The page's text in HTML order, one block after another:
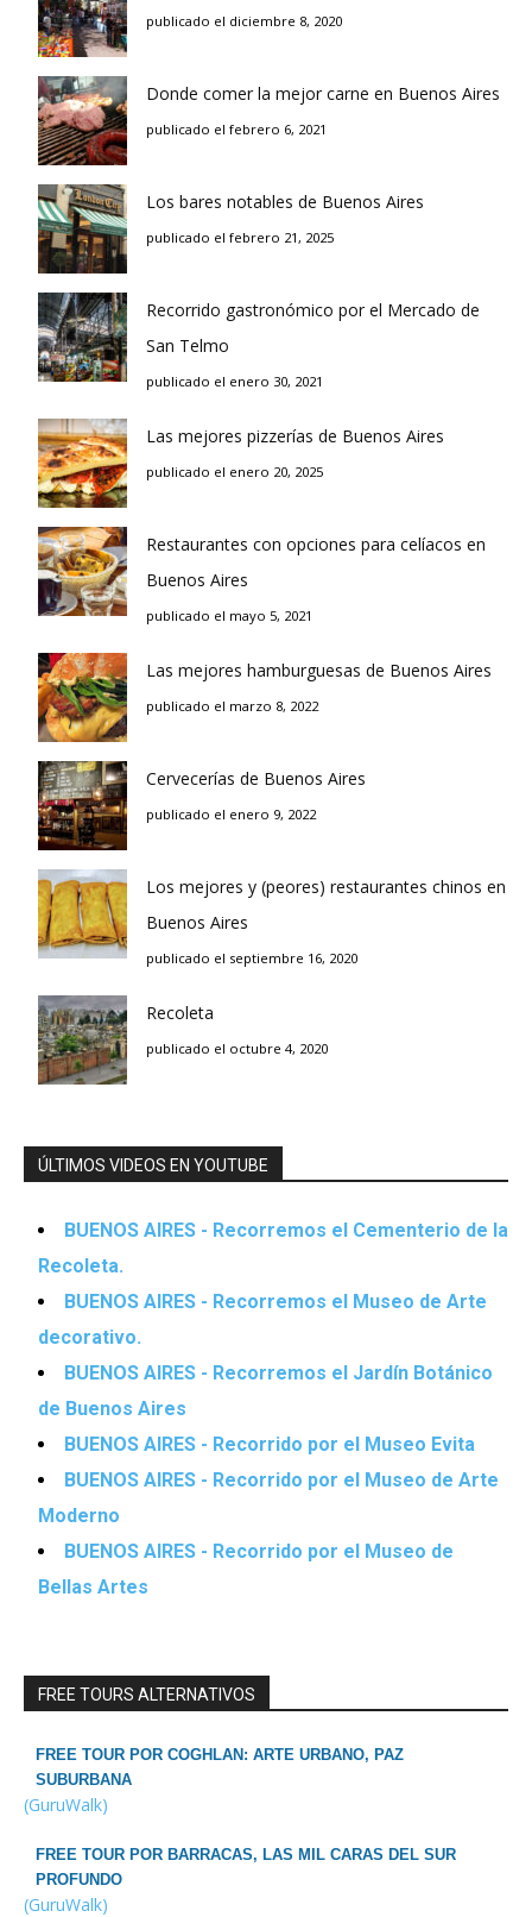
publicado el diciembre 8, 2020
Donde comer la mejor carne en Buenos Aires
publicado el febrero 6, 2021
Los bares notables de Buenos Aires
publicado el febrero 21, 2025
Recorrido gastronómico por el Mercado de
San Telmo
publicado el enero 30, 2021
Las mejores pizzerías de Buenos Aires
publicado el enero 20, 2025
Restaurantes con opciones para celíacos en
Buenos Aires
publicado el mayo 5, 2021
Las mejores hamburguesas de Buenos Aires
publicado el marzo 8, 2022
Cervecerías de Buenos Aires
publicado el enero 9, 2022
Los mejores y (peores) restaurantes chinos en
Buenos Aires
publicado el septiembre 16, 2020
Recoleta
publicado el octubre 4, 2020
ÚLTIMOS VIDEOS EN YOUTUBE
BUENOS AIRES - Recorremos el Cementerio de la
Recoleta.
BUENOS AIRES - Recorremos el Museo de Arte
decorativo.
BUENOS AIRES - Recorremos el Jardín Botánico
de Buenos Aires
BUENOS AIRES - Recorrido por el Museo Evita
BUENOS AIRES - Recorrido por el Museo de Arte
Moderno
BUENOS AIRES - Recorrido por el Museo de
Bellas Artes
FREE TOURS ALTERNATIVOS
FREE TOUR POR COGHLAN: ARTE URBANO, PAZ
SUBURBANA
(GuruWalk)
FREE TOUR POR BARRACAS, LAS MIL CARAS DEL SUR
PROFUNDO
(GuruWalk)